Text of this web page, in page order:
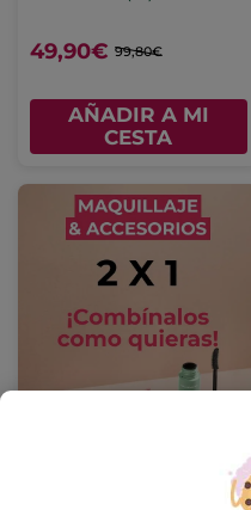
49,90€ 99,80€
AÑADIR A MI
CESTA